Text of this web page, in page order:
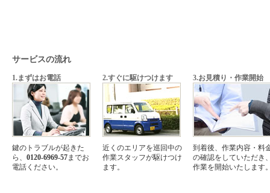
サービスの流れ
1.まずはお電話
鍵のトラブルが起きた
ら、 0120-6969-57までお
電話ください。
2.すぐに駆けつけます
近くのエリアを巡回中の
作業スタッフが駆けつけ
ます。
3.お見積り・作業開始
到着後、作業内容・料
の確認をしていただき
作業を開始いたします